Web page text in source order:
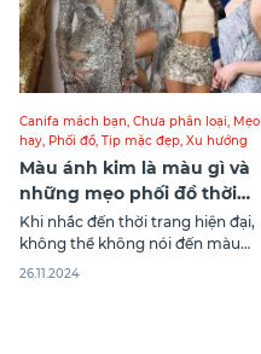
Canifa mách bạn Chưa phân loại Mẹo
hay Phối đồ Tip mặc đẹp Xu hướng
Màu ánh kim là màu gì và
những mẹo phối đồ thời
thượng
Khi nhắc đến thời trang hiện đại,
không thể không nói đến màu
ánh kim – một trong những xu
26.11.2024